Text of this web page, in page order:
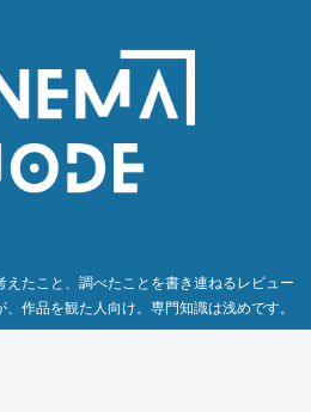
たこと、調べたことを書き連ねるレビュー
作品を観た人向け。専門知識は浅めです。